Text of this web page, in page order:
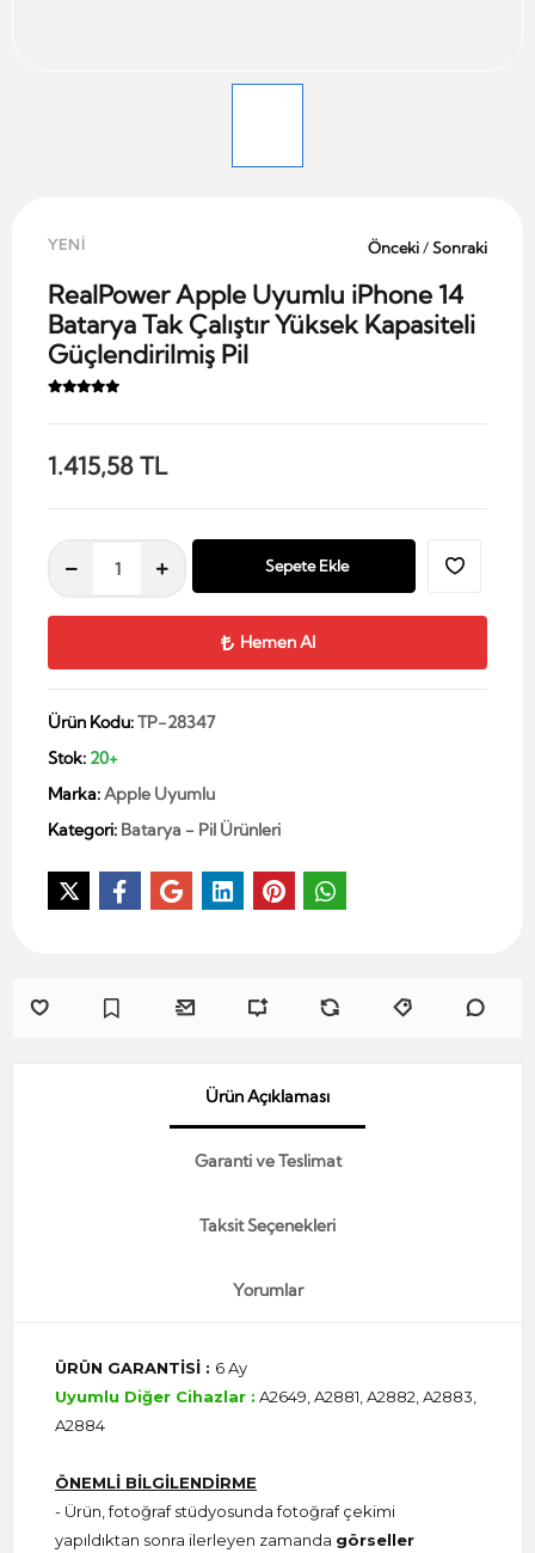
YENİ Önceki/Sonraki
RealPower Apple Uyumlu iPhone 14
Batarya Tak Çalıştır Yüksek Kapasiteli
Güçlendirilmiş Pil
1.415,58 TL
Sepete Ekle
Hemen Al
Ürün Kodu:TP-28347
Stok: 20+
Marka:Apple Uyumlu
Kategori: Batarya - Pil Ürünleri
Ürün Açıklaması
Garanti ve Teslimat
Taksit Seçenekleri
Yorumlar
ÜRÜN GARANTİSİ : 6 Ay
Uyumlu Diğer Cihazlar : A2649, A2881, A2882, A2883,
A2884
ÖNEMLİ BİLGİLENDİRME
- Ürün, fotoğraf stüdyosunda fotoğraf çekimi
yapıldıktan sonra ilerleyen zamanda görseller